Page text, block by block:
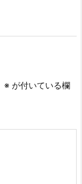
※ が付いている欄